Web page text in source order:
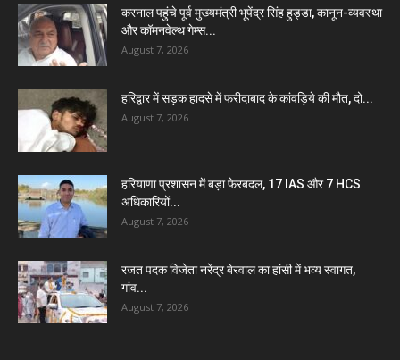
करनाल पहुंचे पूर्व मुख्यमंत्री भूपेंद्र सिंह हुड्डा, कानून-व्यवस्था
और कॉमनवेल्थ गेम्स...
August 7, 2026
हरिद्वार में सड़क हादसे में फरीदाबाद के कांवड़िये की मौत, दो...
August 7, 2026
हरियाणा प्रशासन में बड़ा फेरबदल, 17 IAS और 7 HCS
अधिकारियों...
August 7, 2026
रजत पदक विजेता नरेंद्र बेरवाल का हांसी में भव्य स्वागत,
गांव...
August 7, 2026